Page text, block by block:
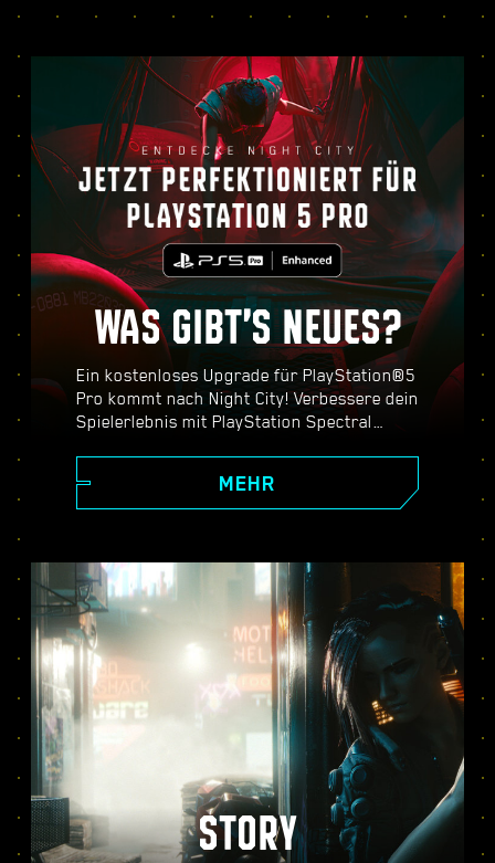
WAS GIBT’S NEUES?
Ein kostenloses Upgrade für PlayStation®5
Pro kommt nach Night City! Verbessere dein
Spielerlebnis mit PlayStation Spectral
und mehr. Wähle aus drei Grafikmodi aus
(Performance, Raytracing und Raytracing
flüssigere Action und alles andere, was
Cyberpunk 2077 auf PS5® Pro zu bieten
hat.
MEHR
STORY